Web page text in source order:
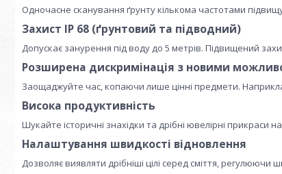
Одночасне сканування ґрунту кількома частотами
Захист IP 68 (ґрунтовий та підводний)
Допускає занурення під воду до 5 метрів. Підвищений
Розширена дискримінація з новими
Заощаджуйте час, копаючи лише цінні предмети.
Висока продуктивність
Шукайте історичні знахідки та дрібні ювелірні прикраси
Налаштування швидкості відновлення
Дозволяє виявляти дрібніші цілі серед сміття, регулюючи